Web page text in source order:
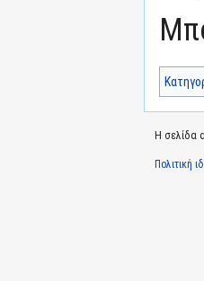
Η σελίδα
Πολιτική